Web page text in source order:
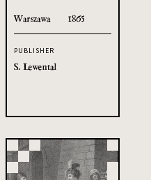
Warszawa 1865
PUBLISHER
S. Lewental